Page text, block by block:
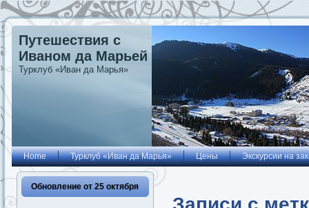
Путешествия с
Иваном да Марьей
Турклуб «Иван да Марья»
Home Турклуб «Иван да Марья» Цены Экскурсии на
Обновление от 25 октября